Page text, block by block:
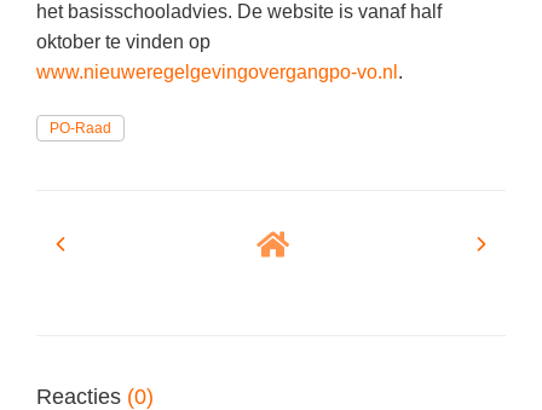
het basisschooladvies. De website is vanaf half
oktober te vinden op
www.nieuweregelgevingovergangpo-vo.nl .
PO-Raad
Reacties (0)